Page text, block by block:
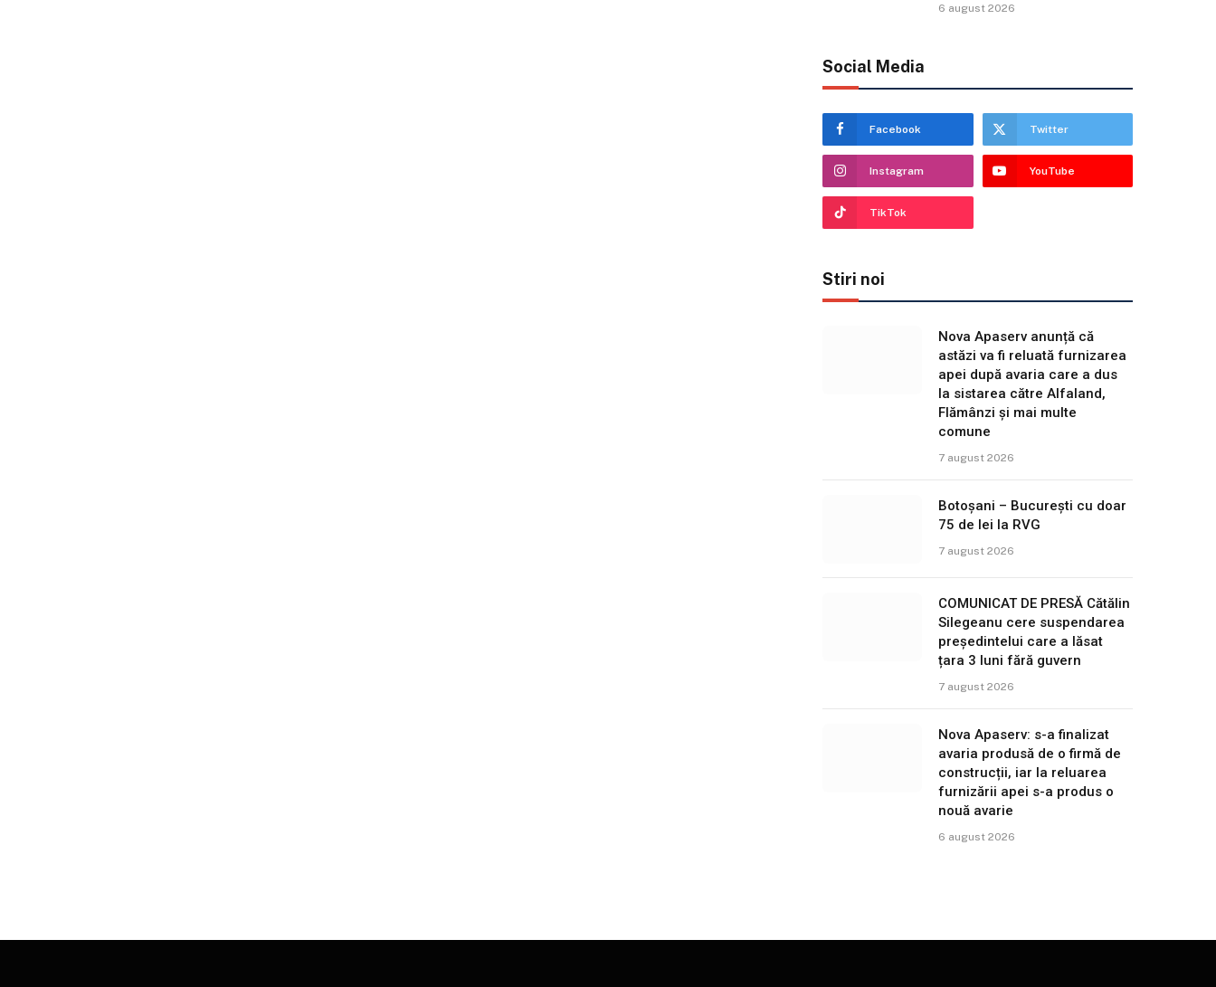
6 august 2026
Social Media
Facebook Twitter
Instagram YouTube
TikTok
Stiri noi
Nova Apaserv anunță că
astăzi va fi reluată furnizarea
apei după avaria care a dus
la sistarea către Alfaland,
Flămânzi și mai multe
comune
7 august 2026
Botoșani – București cu doar
75 de lei la RVG
7 august 2026
COMUNICAT DE PRESĂ Cătălin
Silegeanu cere suspendarea
președintelui care a lăsat
țara 3 luni fără guvern
7 august 2026
Nova Apaserv: s-a finalizat
avaria produsă de o firmă de
construcții, iar la reluarea
furnizării apei s-a produs o
nouă avarie
6 august 2026